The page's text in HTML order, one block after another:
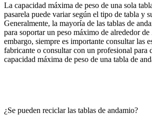
La capacidad máxima de peso de una sola
pasarela puede variar según el tipo de tabla y
Generalmente, la mayoría de las tablas de
para soportar un peso máximo de alrededor
embargo, siempre es importante consultar las
fabricante o consultar con un profesional para
capacidad máxima de peso de una tabla de
¿Se pueden reciclar las tablas de andamio?